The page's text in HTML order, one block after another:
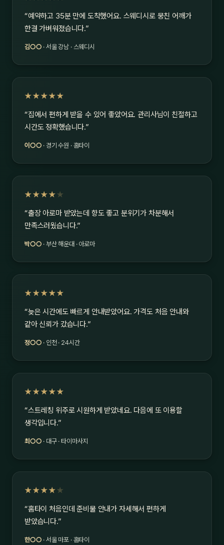
“예약하고 35분 만에 도착했어요. 스웨디시로 뭉친 어깨가
한결 가벼워졌습니다.”
김○○ · 서울 강남 · 스웨디시
★★★★★
“집에서 편하게 받을 수 있어 좋았어요. 관리사님이 친절하고
시간도 정확했습니다.”
이○○ · 경기 수원 · 홈타이
★★★★ ★
“출장 아로마 받았는데 향도 좋고 분위기가 차분해서
만족스러웠습니다.”
박○○ · 부산 해운대 · 아로마
★★★★★
“늦은 시간에도 빠르게 안내받았어요. 가격도 처음 안내와
같아 신뢰가 갔습니다.”
정○○ · 인천 · 24시간
★★★★★
“스트레칭 위주로 시원하게 받았네요. 다음에 또 이용할
생각입니다.”
최○○ · 대구 · 타이마사지
★★★★ ★
“홈타이 처음인데 준비물 안내가 자세해서 편하게
받았습니다.”
한○○ · 서울 마포 · 홈타이